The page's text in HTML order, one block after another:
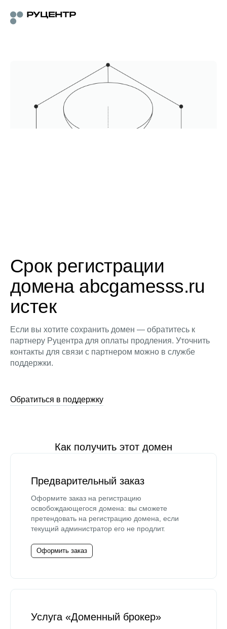
Срок регистрации
домена abcgamesss.ru
истек
Если вы хотите сохранить домен — обратитесь к
партнеру Руцентра для оплаты продления. Уточнить
контакты для связи с партнером можно в службе
поддержки.
Обратиться в поддержку
Как получить этот домен
Предварительный заказ
Оформите заказ на регистрацию
освобождающегося домена: вы сможете
претендовать на регистрацию домена, если
текущий администратор его не продлит.
Оформить заказ
Услуга «Доменный брокер»